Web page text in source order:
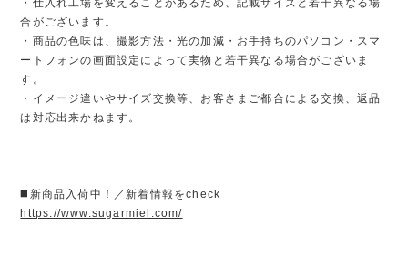
合がございます。
・商品の色味は、撮影方法・光の加減・お手持ちのパソコン・スマ
ートフォンの画面設定によって実物と若干異なる場合がございま
す。
・イメージ違いやサイズ交換等、お客さまご都合による交換、返品
は対応出来かねます。
◼️新商品入荷中！／新着情報をcheck
https://www.sugarmiel.com/